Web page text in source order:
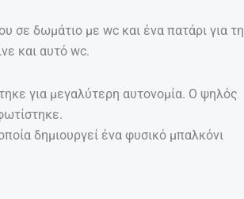
σε δωμάτιο με wc και ένα πατάρι για τη
και αυτό wc.
για μεγαλύτερη αυτονομία. Ο ψηλός
δημιουργεί ένα φυσικό μπαλκόνι